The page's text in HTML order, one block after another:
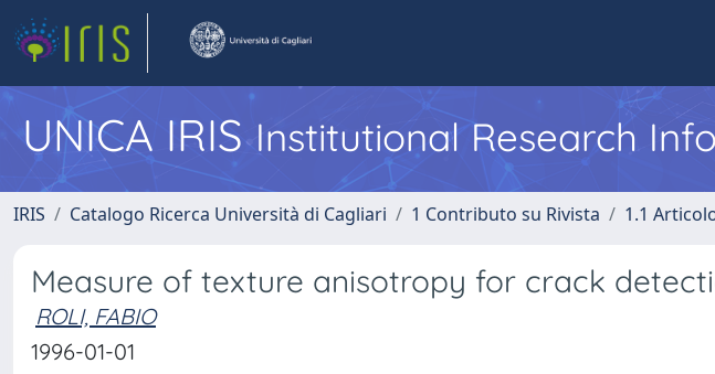
UNICA IRISInstitutional Research
IRIS Catalogo Ricerca Università di Cagliari 1 Contributo su Rivista 1.1
Measure of texture anisotropy for crack
ROLI, FABIO
1996-01-01